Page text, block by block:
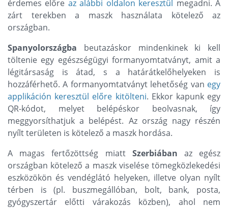
érdemes előre az alábbi oldalon keresztül megadni. A
zárt terekben a maszk használata kötelező az
országban.
Spanyolországba beutazáskor mindenkinek ki kell
töltenie egy egészségügyi formanyomtatványt, amit a
légitársaság is átad, s a határátkelőhelyeken is
hozzáférhető. A formanyomtatványt lehetőség van egy
applikáción keresztül előre kitölteni. Ekkor kapunk egy
QR-kódot, melyet belépéskor beolvasnak, így
meggyorsíthatjuk a belépést. Az ország nagy részén
nyílt területen is kötelező a maszk hordása.
A magas fertőzöttség miatt Szerbiában az egész
országban kötelező a maszk viselése tömegközlekedési
eszközökön és vendéglátó helyeken, illetve olyan nyílt
térben is (pl. buszmegállóban, bolt, bank, posta,
gyógyszertár előtti várakozás közben), ahol nem